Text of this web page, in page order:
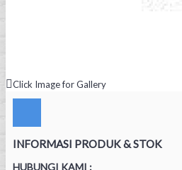
Click Image for Gallery
INFORMASI PRODUK & STOK
HUBUNGI KAMI :